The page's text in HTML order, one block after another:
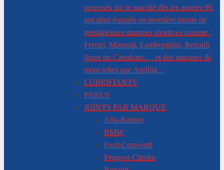
proposés sur le marché dès les années 90,
ont ainsi équipés en première monte de
prestigieuses marques sportives comme :
Ferrari, Maserati, Lamborghini, Renault
Sport ou Caterham…, et des marques de
moto telles que Aprillia…
LUBRIFIANTS
PNEUS
JOINTS PAR MARQUE
Alfa-Roméo
BMW
Ford-Cosworth
Peugeot-Citroën